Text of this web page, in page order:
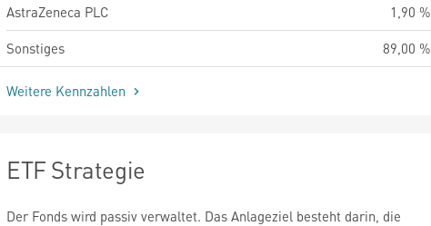
AstraZeneca PLC
1,90 %
Sonstiges
89,00 %
Weitere Kennzahlen
ETF Strategie
Der Fonds wird passiv verwaltet. Das Anlageziel besteht darin, die